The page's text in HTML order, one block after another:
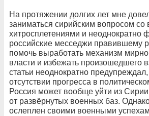
На протяжении долгих лет мне
заниматься сирийским вопросом со
хитросплетениями и неоднократно
российские месседжи правившему
помочь выработать механизм
власти и избежать произошедшего
статьи неоднократно предупреждал,
отсутствии прогресса в
Россия может вообще уйти из
от развёрнутых военных баз.
ослеплен своими военными